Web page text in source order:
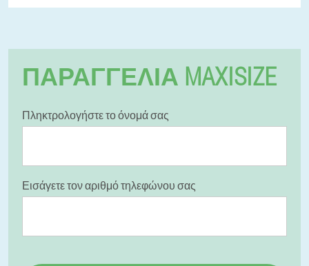
ΠΑΡΑΓΓΕΛΊΑ MAXISIZE
Πληκτρολογήστε το όνομά σας
Εισάγετε τον αριθμό τηλεφώνου σας